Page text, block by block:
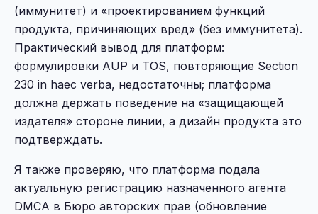
(иммунитет) и «проектированием функций
продукта, причиняющих вред» (без иммунитета).
Практический вывод для платформ:
формулировки AUP и TOS, повторяющие Section
230 in haec verba, недостаточны; платформа
должна держать поведение на «защищающей
издателя» стороне линии, а дизайн продукта это
подтверждать.
Я также проверяю, что платформа подала
актуальную регистрацию назначенного агента
DMCA в Бюро авторских прав (обновление